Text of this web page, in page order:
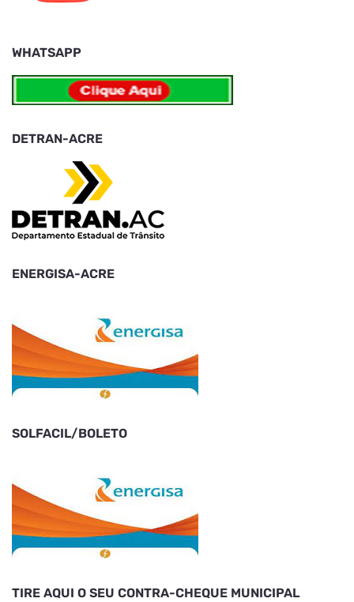
WHATSAPP
DETRAN-ACRE
ENERGISA-ACRE
SOLFACIL/BOLETO
TIRE AQUI O SEU CONTRA-CHEQUE MUNICIPAL